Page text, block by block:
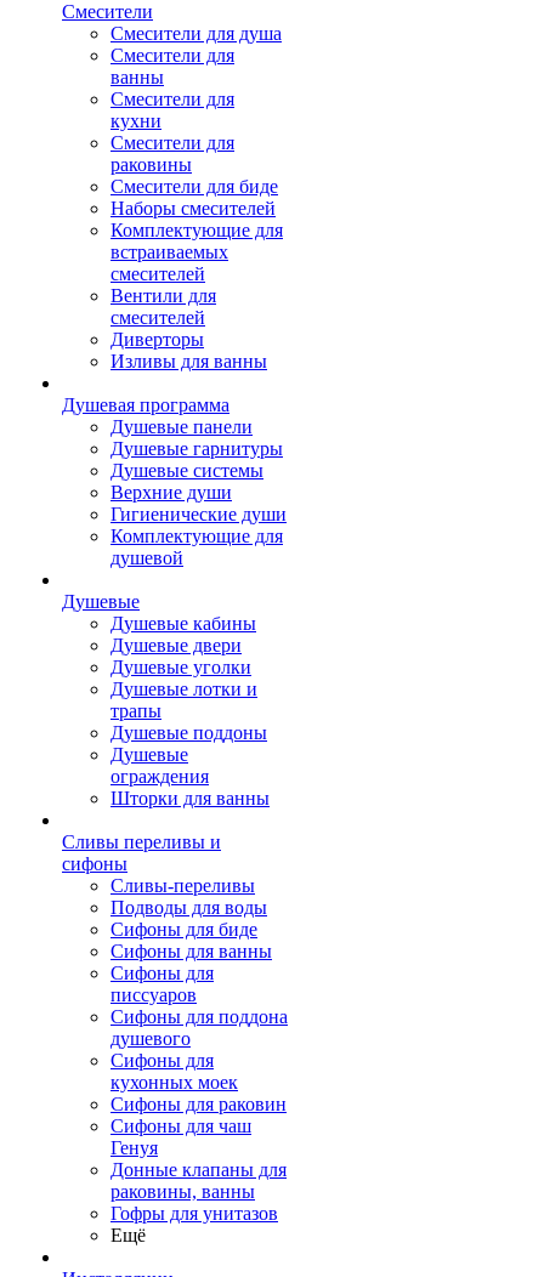
Смесители
Смесители для душа
Смесители для
ванны
Смесители для
кухни
Смесители для
раковины
Смесители для биде
Наборы смесителей
Комплектующие для
встраиваемых
смесителей
Вентили для
смесителей
Диверторы
Изливы для ванны
Душевая программа
Душевые панели
Душевые гарнитуры
Душевые системы
Верхние души
Гигиенические души
Комплектующие для
душевой
Душевые
Душевые кабины
Душевые двери
Душевые уголки
Душевые лотки и
трапы
Душевые поддоны
Душевые
ограждения
Шторки для ванны
Сливы переливы и
сифоны
Сливы-переливы
Подводы для воды
Сифоны для биде
Сифоны для ванны
Сифоны для
писсуаров
Сифоны для поддона
душевого
Сифоны для
кухонных моек
Сифоны для раковин
Сифоны для чаш
Генуя
Донные клапаны для
раковины, ванны
Гофры для унитазов
Ещё